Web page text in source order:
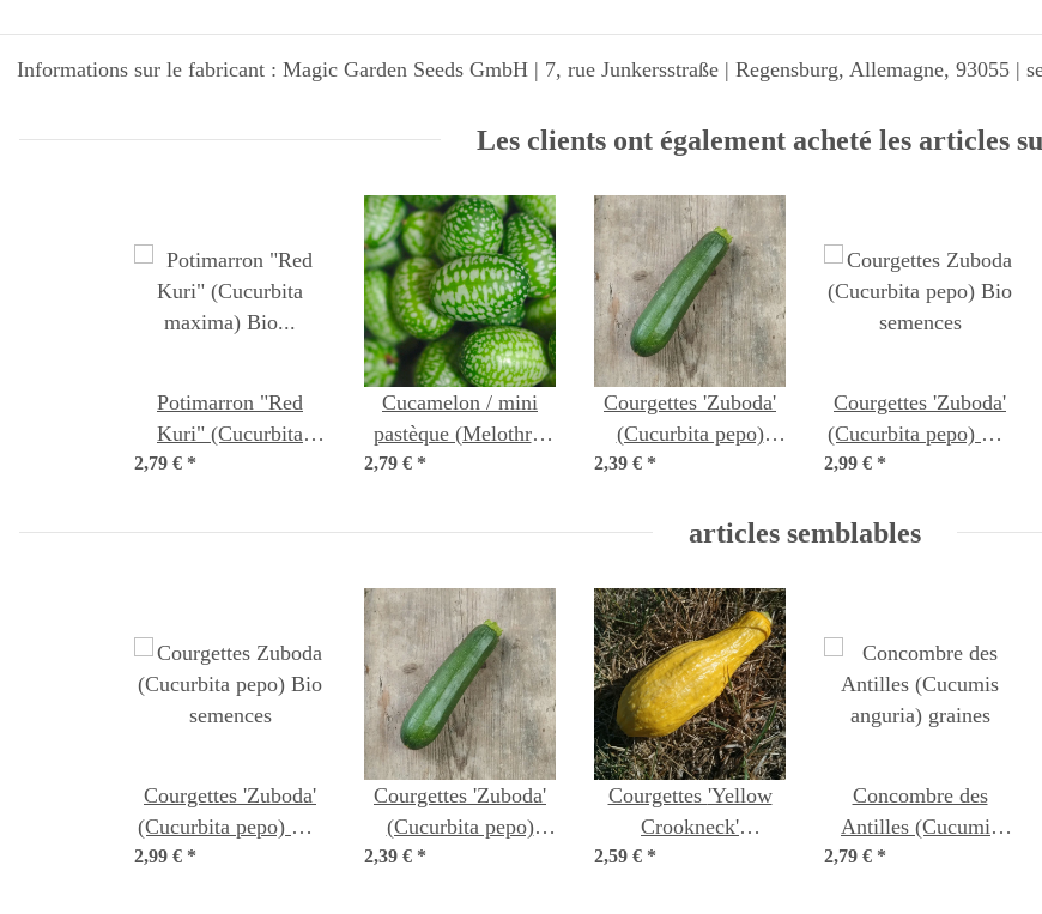
Informations sur le fabricant : Magic Garden Seeds GmbH | 7, rue Junkersstraße | Regensburg, Allemagne, 93055 |
Les clients ont également acheté les articles
Potimarron "Red
Kuri" (Cucurbita
maxima) Bio
2,79 € *
Cucamelon / mini
pastèque (Melothria
scabra) graines
2,79 € *
Courgettes 'Zuboda'
(Cucurbita pepo)
semences
2,39 € *
Courgettes 'Zuboda'
(Cucurbita pepo) Bio
semences
2,99 € *
articles semblables
Courgettes 'Zuboda'
(Cucurbita pepo) Bio
semences
2,99 € *
Courgettes 'Zuboda'
(Cucurbita pepo)
semences
2,39 € *
Courgettes 'Yellow
Crookneck'
(Cucurbita pepo)
2,59 € *
Concombre des
Antilles (Cucumis
anguria) graines
2,79 € *